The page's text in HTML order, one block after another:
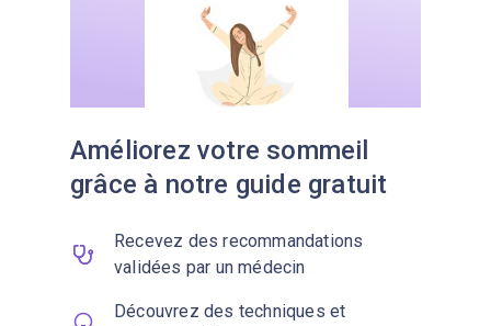
Améliorez votre sommeil
grâce à notre guide gratuit
Recevez des recommandations
validées par un médecin
Découvrez des techniques et